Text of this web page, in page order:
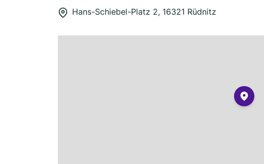
Hans-Schiebel-Platz 2, 16321 Rüdnitz